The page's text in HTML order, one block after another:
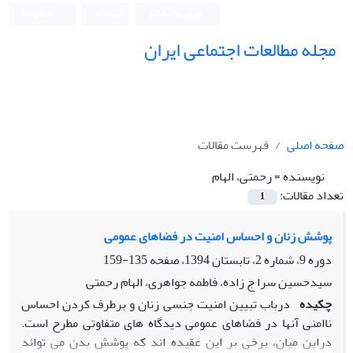
مجله مطالعات اجتماعی ایران
صفحه اصلی
فهرست مقالات
نویسنده =رحمتی، الهام
تعداد مقالات:
1
پوشش زنان و احساس امنیت در فضاهای عمومی
دوره 9، شماره 2، تابستان 1394، صفحه
135-159
سیدحسین سرا ج زاده، فاطمه جواهری، الهام رحمتی
چکیده درباب تبیین امنیت جنسی زنان و برطرف کردن احساس
ناامنی آنها در فضاهای عمومی دیدگاه های متفاوتی مطرح است.
دراین میان، برخی بر این عقیده اند که پوشش بدن می تواند